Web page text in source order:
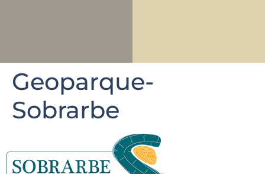
Geoparque-
Sobrarbe